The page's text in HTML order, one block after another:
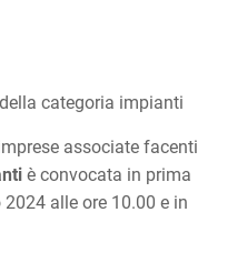
categoria impianti
associate facenti
è convocata in prima
alle ore 10.00 e in